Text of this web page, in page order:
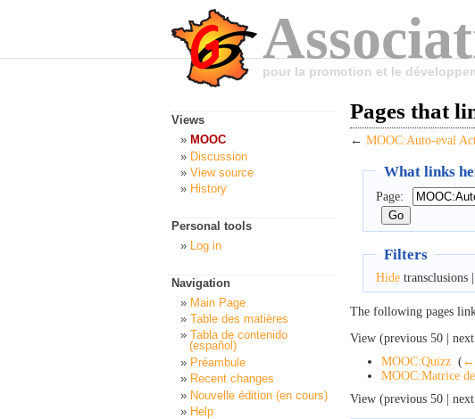
pour la promotion et le
Pages that
← MOOC:Auto-eval
What links
Page:
Filters
Hidetransclusions |
The following pages
View (previous 50 |
MOOC:Quizz ( ←
MOOC:Matrice
View (previous 50 |
Views
MOOC
Discussion
View source
History
Personal tools
Log in
Navigation
Main Page
Table des matières
Tabla de contenido
(español)
Préambule
Recent changes
Nouvelle édition (en cours)
Help